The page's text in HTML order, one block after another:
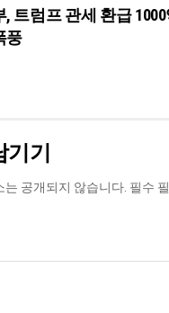
, 트럼프 관세 환급
풍
기
는 공개되지 않습니다. 필수